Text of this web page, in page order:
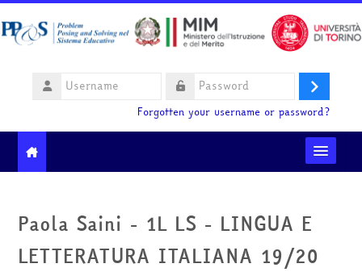
Username
Log
Forgotten your username or password?
Ministero dell'Istruzione e del Merito
Paola Saini - 1L LS - LINGUA E
LETTERATURA ITALIANA 19/20